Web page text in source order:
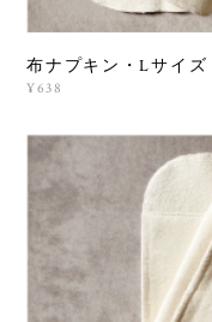
布ナプキン・Lサイズ
¥638